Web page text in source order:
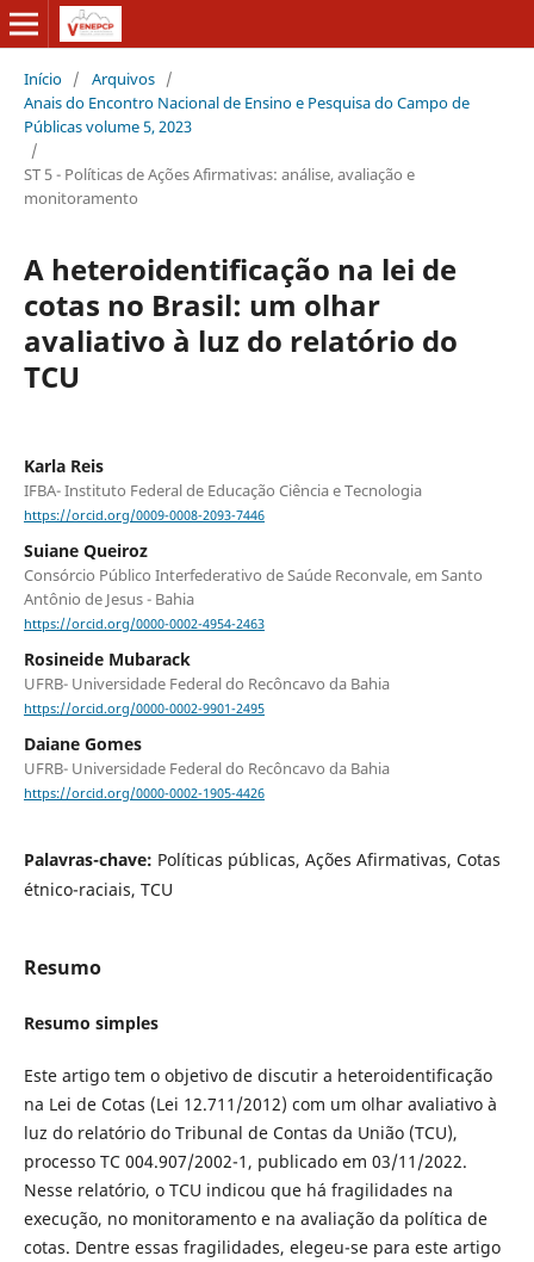
Início / Arquivos /
Anais do Encontro Nacional de Ensino e Pesquisa do Campo de
Públicas volume 5, 2023
/
ST 5 - Políticas de Ações Afirmativas: análise, avaliação e
monitoramento
A heteroidentificação na lei de
cotas no Brasil: um olhar
avaliativo à luz do relatório do
TCU
Karla Reis
IFBA- Instituto Federal de Educação Ciência e Tecnologia
https://orcid.org/0009-0008-2093-7446
Suiane Queiroz
Consórcio Público Interfederativo de Saúde Reconvale, em Santo
Antônio de Jesus - Bahia
https://orcid.org/0000-0002-4954-2463
Rosineide Mubarack
UFRB- Universidade Federal do Recôncavo da Bahia
https://orcid.org/0000-0002-9901-2495
Daiane Gomes
UFRB- Universidade Federal do Recôncavo da Bahia
https://orcid.org/0000-0002-1905-4426
Palavras-chave: Políticas públicas, Ações Afirmativas, Cotas
étnico-raciais, TCU
Resumo
Resumo simples
Este artigo tem o objetivo de discutir a heteroidentificação
na Lei de Cotas (Lei 12.711/2012) com um olhar avaliativo à
luz do relatório do Tribunal de Contas da União (TCU),
processo TC 004.907/2002-1, publicado em 03/11/2022.
Nesse relatório, o TCU indicou que há fragilidades na
execução, no monitoramento e na avaliação da política de
cotas. Dentre essas fragilidades, elegeu-se para este artigo